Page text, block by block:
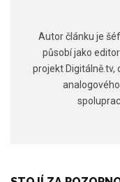
Autor článku je
působí jako
projekt